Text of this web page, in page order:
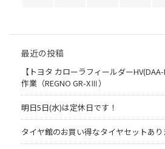
最近の投稿
【トヨタ カローラフィールダー
作業（REGNO GR-XⅢ）
明日5日(水)は定休日です！
タイヤ館のお買い得なタイヤセットあり